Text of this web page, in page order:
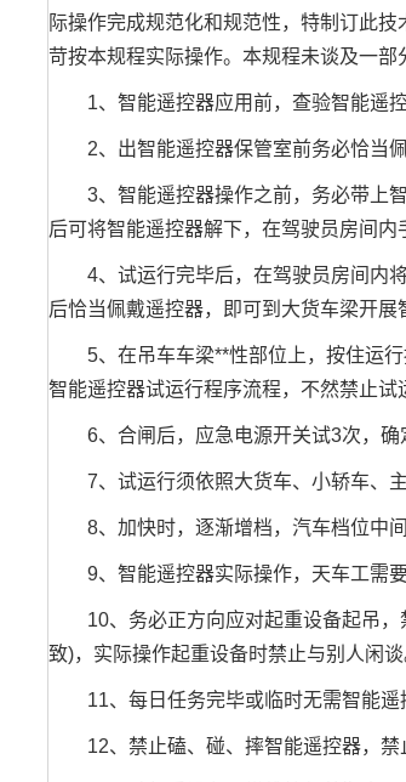
际操作完成规范化和规范性，特制订此
苛按本规程实际操作。本规程未谈及一
1、智能遥控器应用前，查验智能遥控
2、出智能遥控器保管室前务必恰当佩
3、智能遥控器操作之前，务必带上智
后可将智能遥控器解下，在驾驶员房间内
4、试运行完毕后，在驾驶员房间内将
后恰当佩戴遥控器，即可到大货车梁开展
5、在吊车车梁**性部位上，按住运行
智能遥控器试运行程序流程，不然禁止试
6、合闸后，应急电源开关试3次，确
7、试运行须依照大货车、小轿车、主
8、加快时，逐渐增档，汽车档位中间
9、智能遥控器实际操作，天车工需要
10、务必正方向应对起重设备起吊，
致)，实际操作起重设备时禁止与别人闲谈
11、每日任务完毕或临时无需智能遥
12、禁止磕、碰、摔智能遥控器，禁